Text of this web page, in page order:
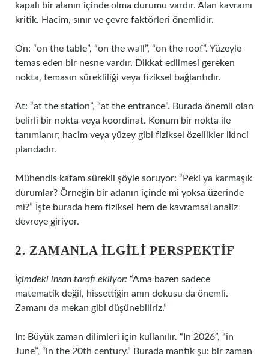
kapalı bir alanın içinde olma durumu vardır. Alan kavramı
kritik. Hacim, sınır ve çevre faktörleri önemlidir.
On: “on the table”, “on the wall”, “on the roof”. Yüzeyle
temas eden bir nesne vardır. Dikkat edilmesi gereken
nokta, temasın sürekliliği veya fiziksel bağlantıdır.
At: “at the station”, “at the entrance”. Burada önemli olan
belirli bir nokta veya koordinat. Konum bir nokta ile
tanımlanır; hacim veya yüzey gibi fiziksel özellikler ikinci
plandadır.
Mühendis kafam sürekli şöyle soruyor: “Peki ya karmaşık
durumlar? Örneğin bir adanın içinde mi yoksa üzerinde
mi?” İşte burada hem fiziksel hem de kavramsal analiz
devreye giriyor.
2. ZAMANLA İLGILI PERSPEKTIF
İçimdeki insan tarafı ekliyor: “Ama bazen sadece
matematik değil, hissettiğin anın dokusu da önemli.
Zamanı da mekan gibi düşünebiliriz.”
In: Büyük zaman dilimleri için kullanılır. “In 2026”, “in
June”, “in the 20th century.” Burada mantık şu: bir zaman